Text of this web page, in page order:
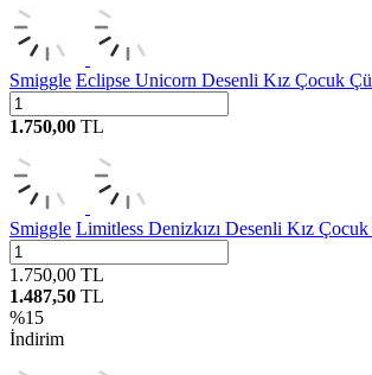
Smiggle Eclipse Unicorn Desenli Kız Çocuk
1.750,00 TL
Smiggle Limitless Denizkızı Desenli Kız Çocuk
1.750,00 TL
1.487,50 TL
%15
İndirim